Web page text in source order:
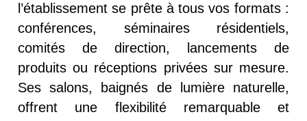
l’établissement se prête à tous vos formats :
conférences, séminaires résidentiels,
comités de direction, lancements de
produits ou réceptions privées sur mesure.
Ses salons, baignés de lumière naturelle,
offrent une flexibilité remarquable et